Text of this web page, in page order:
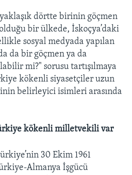
dörtte birinin göçmen
bir ülkede, İskoçya’daki
sosyal medyada yapılan
da bir göçmen ya da
mi?" sorusu tartışılmaya
kökenli siyasetçiler uzun
belirleyici isimleri arasında
kökenli milletvekili var
30 Ekim 1961
Almanya İşgücü